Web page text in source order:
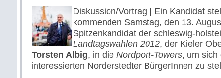
Diskussion/Vortrag | Ein Kandidat
kommenden Samstag, den 13.
Spitzenkandidat der schleswig-
Landtagswahlen 2012, der Kieler
Torsten Albig, in die Nordport-Towers, um sich
interessierten Norderstedter BürgerInnen zu